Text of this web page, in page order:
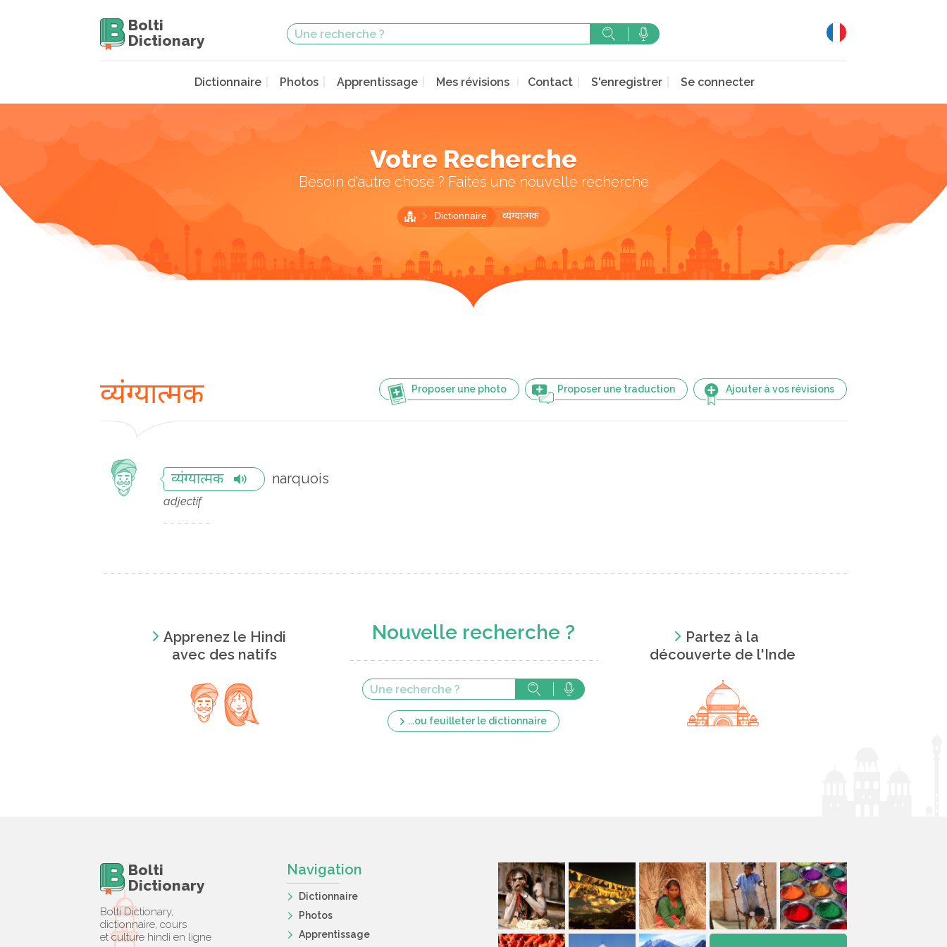
Bolti
Dictionary
Dictionnaire Photos Apprentissage Mes révisions Contact S'enregistrer Se connecter
Votre Recherche
Besoin d’autre chose ? Faites une nouvelle recherche
Dictionnaire व्यंग्यात्मक
Proposer une photo Proposer une traduction Ajouter à vos révisions
व्यंग्यात्मक
व्यंग्यात्मक narquois
adjectif
Apprenez le Hindi
avec des natifs
Nouvelle recherche ?
...ou feuilleter le dictionnaire
Partez à la
découverte de l'Inde
Bolti
Dictionary
Bolti Dictionary,
dictionnaire, cours
et culture hindi en ligne
Navigation
Dictionnaire
Photos
Apprentissage